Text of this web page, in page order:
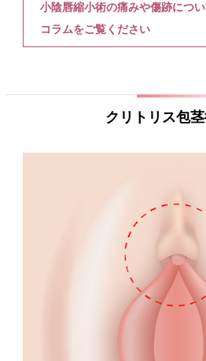
小陰唇縮小術の痛みや傷跡につ
コラムをご覧ください
クリトリス包